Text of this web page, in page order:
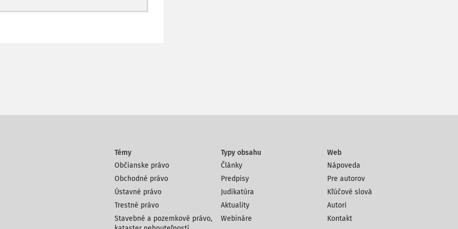
Témy
Občianske právo
Obchodné právo
Ústavné právo
Trestné právo
Stavebné a pozemkové právo,
Typy obsahu
Články
Predpisy
Judikatúra
Aktuality
Webináre
Web
Nápoveda
Pre autorov
Kľúčové slová
Autori
Kontakt